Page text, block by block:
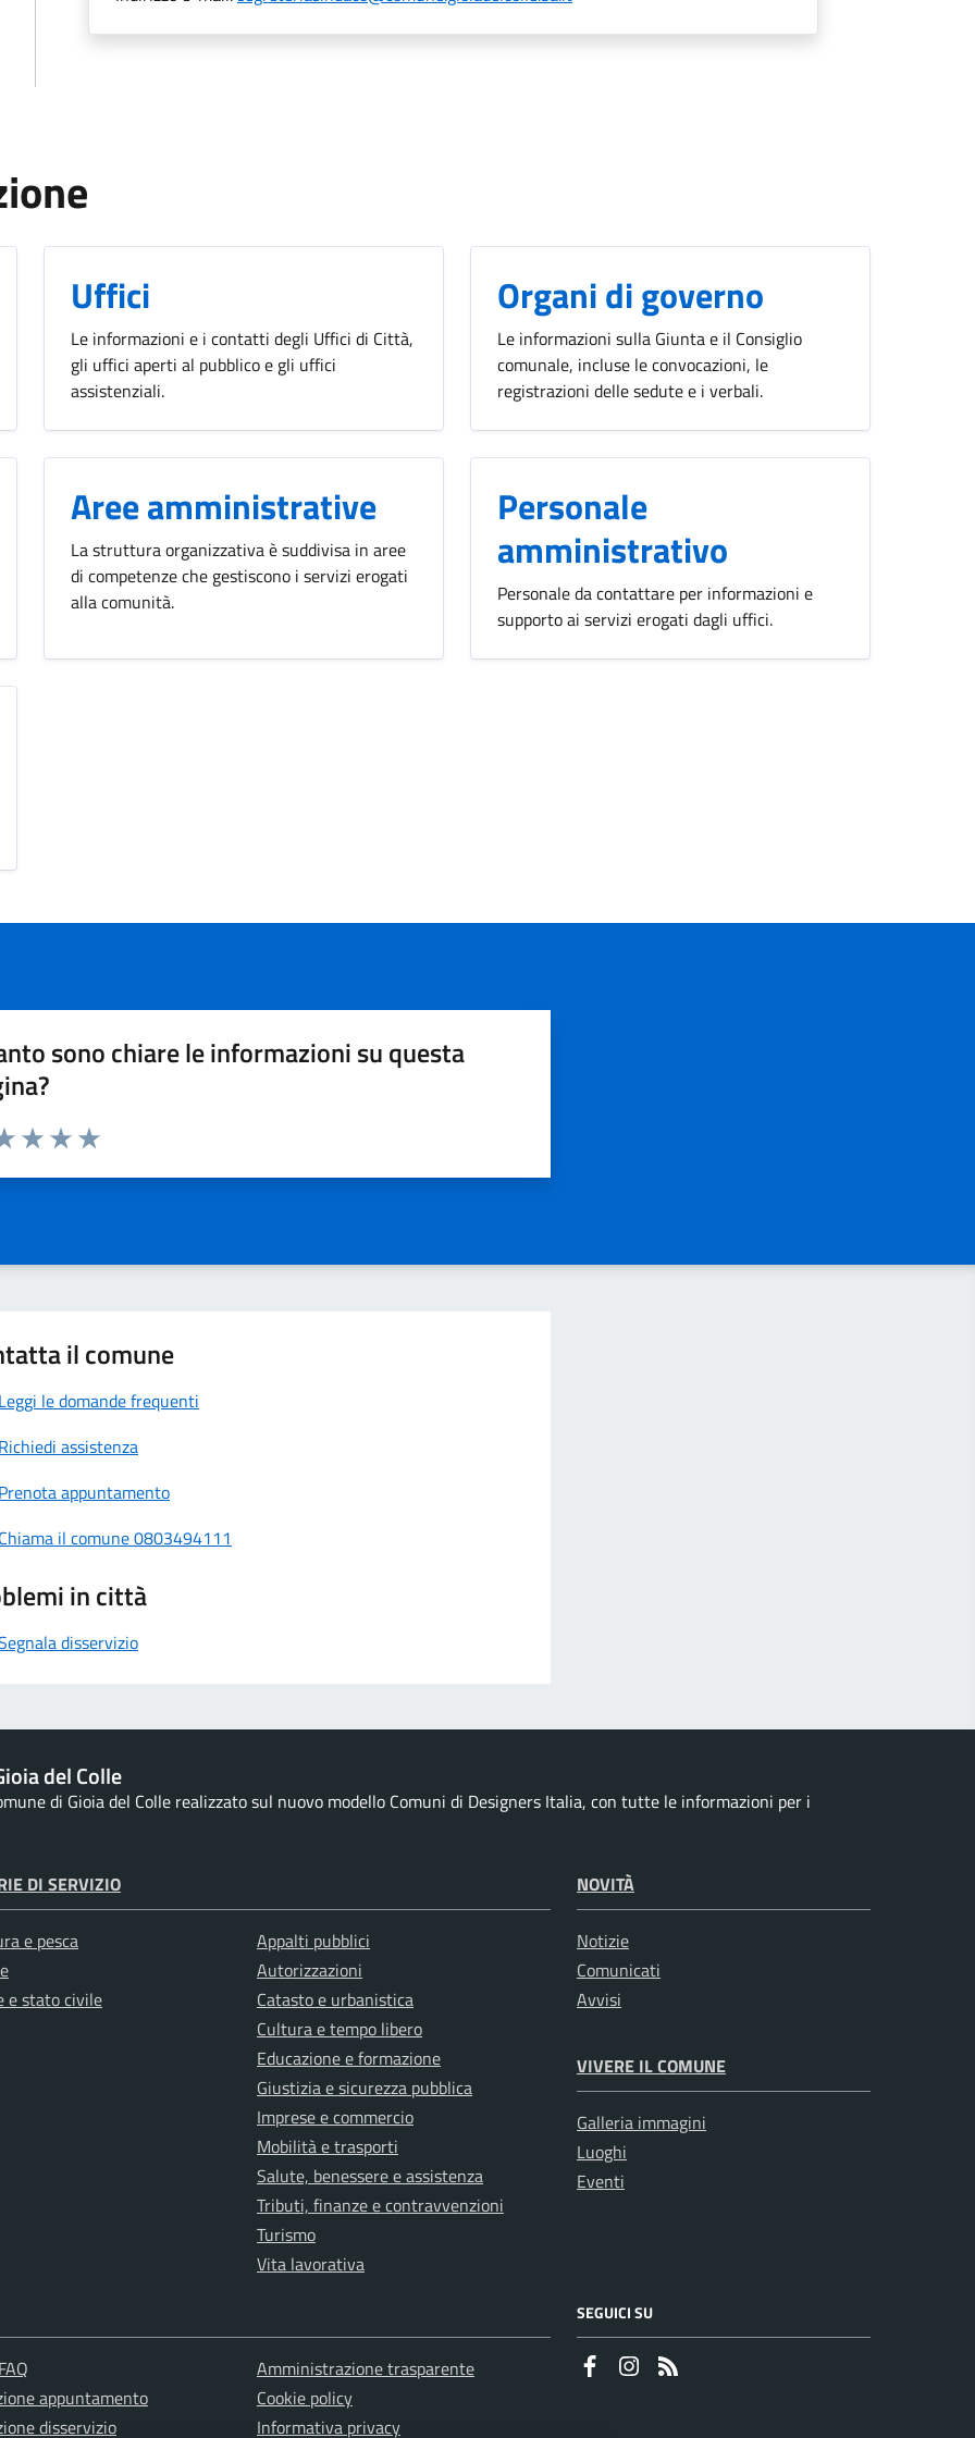
Uffici
Le informazioni e i contatti degli Uffici di Città,
gli uffici aperti al pubblico e gli uffici
assistenziali.
Organi di governo
Le informazioni sulla Giunta e il Consiglio
comunale, incluse le convocazioni, le
registrazioni delle sedute e i verbali.
Aree amministrative
La struttura organizzativa è suddivisa in aree
di competenze che gestiscono i servizi erogati
alla comunità.
Personale
amministrativo
Personale da contattare per informazioni e
supporto ai servizi erogati dagli uffici.
sono chiare le informazioni su questa
1 a 5 stelle la pagina
il comune
le domande frequenti
assistenza
appuntamento
il comune 0803494111
in città
disservizio
del Colle
di Gioia del Colle realizzato sul nuovo modello Comuni di Designers Italia, con tutte le informazioni per i
DI SERVIZIO
e pesca
e stato civile
Appalti pubblici
Autorizzazioni
Catasto e urbanistica
Cultura e tempo libero
Educazione e formazione
Giustizia e sicurezza pubblica
Imprese e commercio
Mobilità e trasporti
Salute, benessere e assistenza
Tributi, finanze e contravvenzioni
Turismo
Vita lavorativa
NOVITÀ
Notizie
Comunicati
Avvisi
VIVERE IL COMUNE
Galleria immagini
Luoghi
Eventi
appuntamento
disservizio
Amministrazione trasparente
Cookie policy
Informativa privacy
SEGUICI SU
FaceboookInstagram